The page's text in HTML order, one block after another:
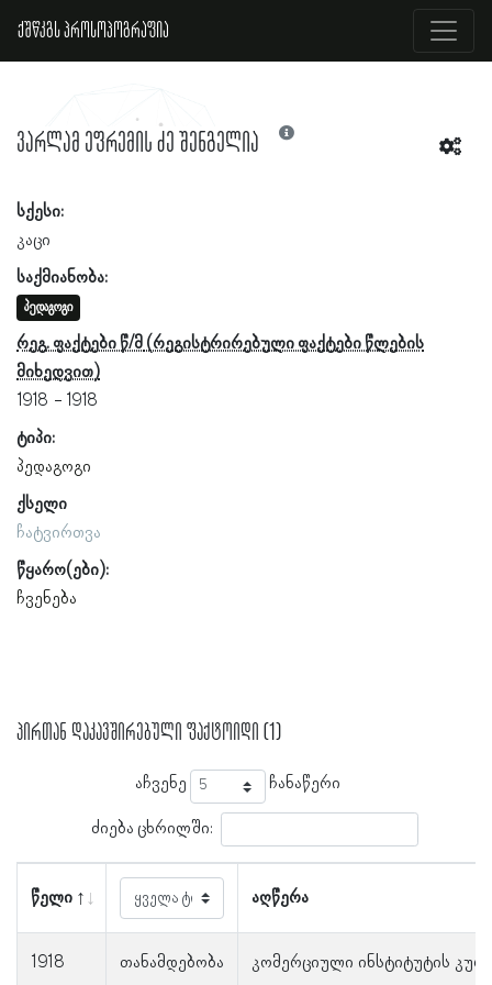
ქშწკგს პროსოპოგრაფია
ვარლამ ეფრემის ძე შენგელია
სქესი:
კაცი
საქმიანობა:
პედაგოგი
რეგ. ფაქტები წ/მ
1918
1918
ტიპი:
პედაგოგი
ქსელი
ჩატვირთვა
წყარო(ები):
ჩვენება
პირთან დაკავშირებული ფაქტოიდი (1)
აჩვენე ჩანაწერი
ძიება ცხრილში:
წელი აღწერა
1918 თანამდებობა კომერციული ინსტიტუტის